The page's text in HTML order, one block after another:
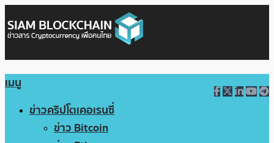
เมนู
ข่าวคริปโตเคอเรนซี่
ข่าว Bitcoin